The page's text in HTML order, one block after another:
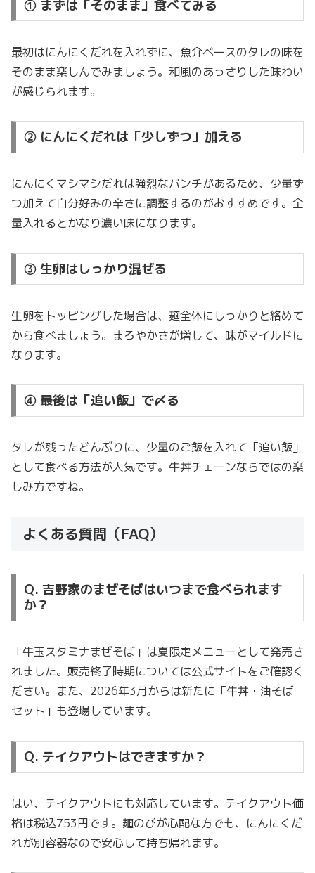
① まずは「そのまま」食べてみる
最初はにんにくだれを入れずに、魚介ベースのタレの味を
そのまま楽しんでみましょう。和風のあっさりした味わい
が感じられます。
② にんにくだれは「少しずつ」加える
にんにくマシマシだれは強烈なパンチがあるため、少量ず
つ加えて自分好みの辛さに調整するのがおすすめです。全
量入れるとかなり濃い味になります。
③ 生卵はしっかり混ぜる
生卵をトッピングした場合は、麺全体にしっかりと絡めて
から食べましょう。まろやかさが増して、味がマイルドに
なります。
④ 最後は「追い飯」で〆る
タレが残ったどんぶりに、少量のご飯を入れて「追い飯」
として食べる方法が人気です。牛丼チェーンならではの楽
しみ方ですね。
よくある質問（FAQ）
Q. 吉野家のまぜそばはいつまで食べられます
か？
「牛玉スタミナまぜそば」は夏限定メニューとして発売さ
れました。販売終了時期については公式サイトをご確認く
ださい。また、2026年3月からは新たに「牛丼・油そば
セット」も登場しています。
Q. テイクアウトはできますか？
はい、テイクアウトにも対応しています。テイクアウト価
格は税込753円です。麺のびが心配な方でも、にんにくだ
れが別容器なので安心して持ち帰れます。